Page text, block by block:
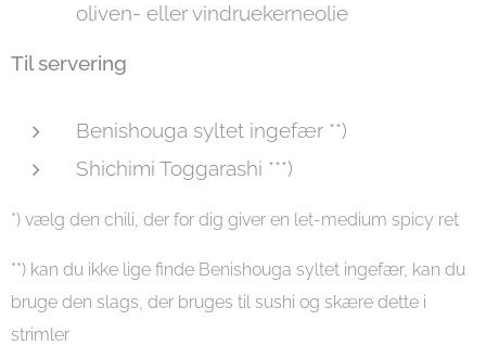
oliven- eller vindruekerneolie
Til servering
Benishouga syltet ingefær **)
Shichimi Toggarashi ***)
*) vælg den chili, der for dig giver en let-medium spicy ret
**) kan du ikke lige finde Benishouga syltet ingefær, kan du
bruge den slags, der bruges til sushi og skære dette i
strimler